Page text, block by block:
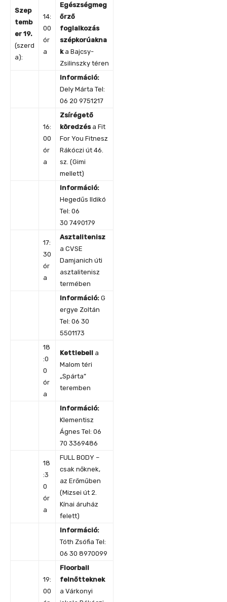
Szep
temb
er 19.
(szerd
a):
14:
00
ór
a
Egészségmeg
őrző
foglalkozás
szépkorúakna
ka Bajcsy-
Zsilinszky téren
Információ:
Dely Márta Tel:
06 20 9751217
16:
00
ór
a
Zsírégető
köredzésa Fit
For You Fitnesz
Rákóczi út 46.
sz. (Gimi
mellett)
Információ:
Hegedűs Ildikó
Tel: 06
30 7490179
17:
30
ór
a
Asztalitenisz
a CVSE
Damjanich úti
asztalitenisz
termében
Információ: G
ergye Zoltán
Tel: 06 30
5501173
18
:0
0
ór
a
Kettlebell a
Malom téri
„Spárta”
teremben
Információ:
Klementisz
Ágnes Tel: 06
70 3369486
18
:3
0
ór
a
FULL BODY –
csak nőknek,
az Erőműben
(Mizsei út 2.
Kínai áruház
felett)
Információ:
Tóth Zsófia Tel:
06 30 8970099
19:
00
Floorball
felnőtteknek
a Várkonyi